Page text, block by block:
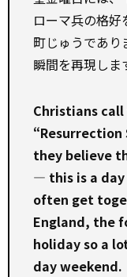
ローマ兵の格
町じゅうであり
瞬間を再現しま
Christians
“Resurrection
they believe
— this is a
often get
England, the
holiday so a
day weekend.